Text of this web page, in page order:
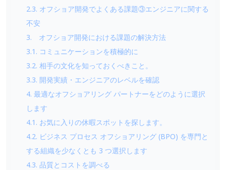
2.3. オフショア開発でよくある課題③エンジニアに関する
不安
3. オフショア開発における課題の解決方法
3.1. コミュニケーションを積極的に
3.2. 相手の文化を知っておくべきこと。
3.3. 開発実績・エンジニアのレベルを確認
4. 最適なオフショアリング パートナーをどのように選択
します
4.1. お気に入りの休暇スポットを探します。
4.2. ビジネス プロセス オフショアリング (BPO) を専門と
する組織を少なくとも 3 つ選択します
4.3. 品質とコストを調べる